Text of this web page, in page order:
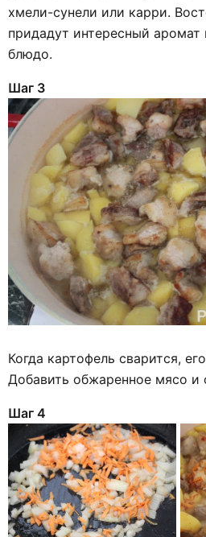
хмели-сунели или карри.
придадут интересный аромат
блюдо.
Шаг 3
Когда картофель сварится,
Добавить обжаренное мясо и
Шаг 4